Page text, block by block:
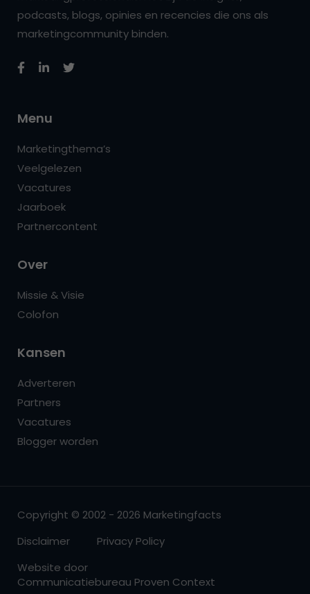
podcasts, blogs, opinies en recencies die ons als
marketingcommunity binden.
Menu
Marketingthema’s
Veelgelezen
Vacatures
Jaarboek
Partnercontent
Over
Missie & Visie
Colofon
Kansen
Adverteren
Partners
Vacatures
Blogger worden
Copyright © 2002 - 2026 Marketingfacts
Disclaimer
Privacy Policy
Website door
Communicatiebureau Proven Context